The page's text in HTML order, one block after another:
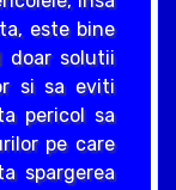
este bine
doar solutii
si sa eviti
pericol sa
pe care
spargerea